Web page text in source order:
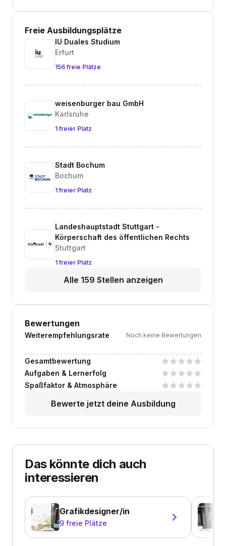
Freie Ausbildungsplätze
IU Duales Studium
Erfurt
156 freie Plätze
weisenburger bau GmbH
Karlsruhe
1 freier Platz
Stadt Bochum
Bochum
1 freier Platz
Landeshauptstadt Stuttgart -
Körperschaft des öffentlichen Rechts
Stuttgart
1 freier Platz
Alle 159 Stellen anzeigen
Bewertungen
Weiterempfehlungsrate Noch keine Bewertungen
Gesamtbewertung
Aufgaben & Lernerfolg
Spaßfaktor & Atmosphäre
Bewerte jetzt deine Ausbildung
Das könnte dich auch
interessieren
Grafikdesigner/in
9 freie Plätze